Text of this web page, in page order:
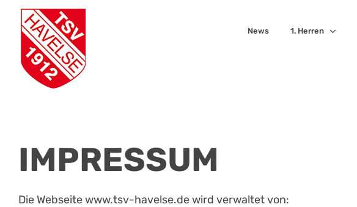
Zum
Inhalt
springen
News 1. Herren
IMPRESSUM
Die Webseite www.tsv-havelse.de wird verwaltet von: